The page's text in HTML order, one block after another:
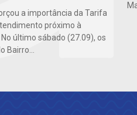
a importância da Tarifa
próximo à
último sábado (27.09), os
Bairro...